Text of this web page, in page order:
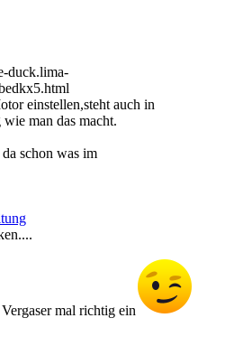
duck.lima-
einstellen,steht auch in
man das macht.
schon was im
mal richtig ein